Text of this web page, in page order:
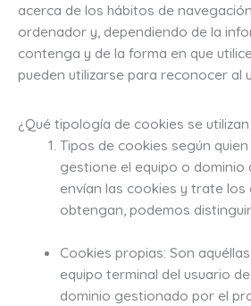
acerca de los hábitos de
ordenador y, dependiendo de la
contenga y de la forma en que
pueden utilizarse para reconocer al
¿Qué tipología de cookies se
Tipos de cookies según
gestione el equipo o dominio
envían las cookies y trate los
obtengan, podemos
Cookies propias: Son
equipo terminal del usuario
dominio gestionado por el